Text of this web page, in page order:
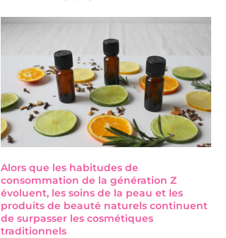
Alors que les habitudes de
consommation de la génération Z
évoluent, les soins de la peau et les
produits de beauté naturels continuent
de surpasser les cosmétiques
traditionnels